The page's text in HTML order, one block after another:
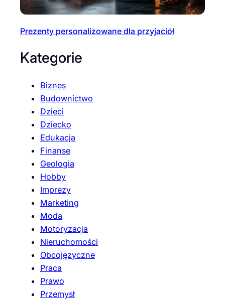
Prezenty personalizowane dla przyjaciół
Kategorie
Biznes
Budownictwo
Dzieci
Dziecko
Edukacja
Finanse
Geologia
Hobby
Imprezy
Marketing
Moda
Motoryzacja
Nieruchomości
Obcojęzyczne
Praca
Prawo
Przemysł